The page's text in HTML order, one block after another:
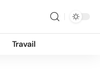
Travail